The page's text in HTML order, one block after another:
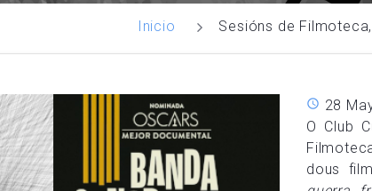
Inicio Sesións de
28
O Club
dous